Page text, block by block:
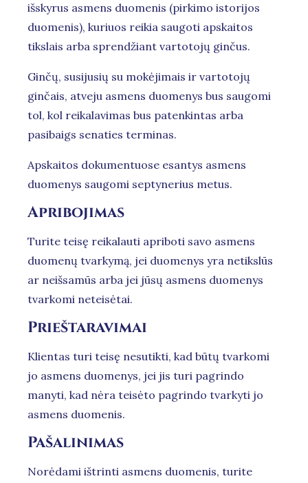
išskyrus asmens duomenis (pirkimo istorijos
duomenis), kuriuos reikia saugoti apskaitos
tikslais arba sprendžiant vartotojų ginčus.
Ginčų, susijusių su mokėjimais ir vartotojų
ginčais, atveju asmens duomenys bus saugomi
tol, kol reikalavimas bus patenkintas arba
pasibaigs senaties terminas.
Apskaitos dokumentuose esantys asmens
duomenys saugomi septynerius metus.
Apribojimas
Turite teisę reikalauti apriboti savo asmens
duomenų tvarkymą, jei duomenys yra netikslūs
ar neišsamūs arba jei jūsų asmens duomenys
tvarkomi neteisėtai.
Prieštaravimai
Klientas turi teisę nesutikti, kad būtų tvarkomi
jo asmens duomenys, jei jis turi pagrindo
manyti, kad nėra teisėto pagrindo tvarkyti jo
asmens duomenis.
Pašalinimas
Norėdami ištrinti asmens duomenis, turite